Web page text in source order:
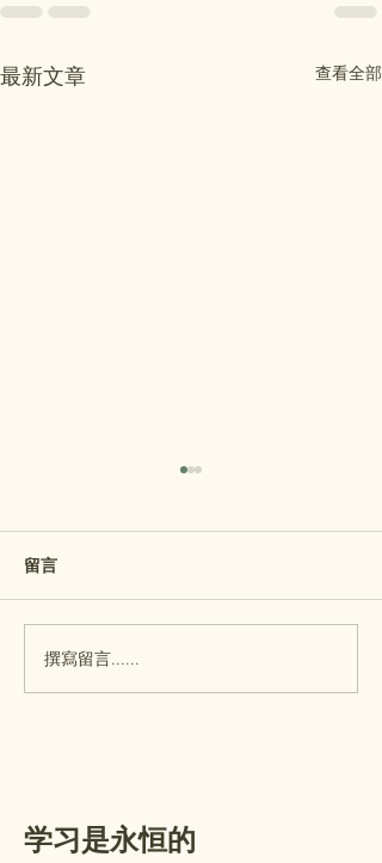
最新文章 查看全部
（Open House）将于本周三
（7月29日）举行。 开放日主
夹，里面装有重要的信息和需
要填写审查的表格。请查看以
留言
撰寫留言......
学习是永恒的